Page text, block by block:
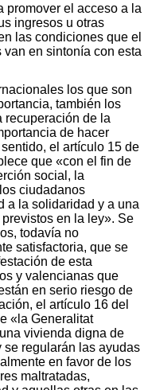
promover el acceso a la
ingresos u otras
las condiciones que el
en sintonía con esta
los que son
también los
recuperación de la
de hacer
el artículo 15 de
que «con el fin de
social, la
ciudadanos
a la solidaridad y a una
en la ley». Se
todavía no
satisfactoria, que se
de esta
y valencianas que
en serio riesgo de
el artículo 16 del
«la Generalitat
vivienda digna de
se regularán las ayudas
en favor de los
maltratadas,